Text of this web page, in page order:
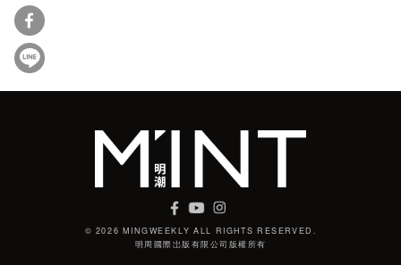
© 2026 MINGWEEKLY ALL RIGHTS RESERVED.
明周國際岀版有限公司版權所有